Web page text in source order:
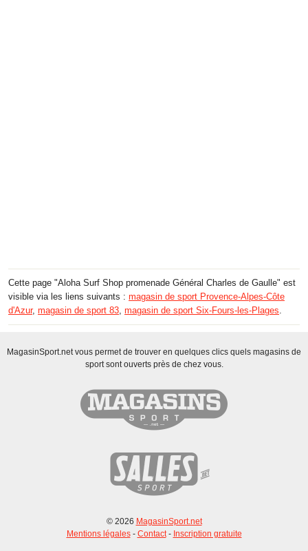
Cette page "Aloha Surf Shop promenade Général Charles de Gaulle" est
visible via les liens suivants : magasin de sport Provence-Alpes-Côte
d'Azur, magasin de sport 83 magasin de sport Six-Fours-les-Plages
MagasinSport.net vous permet de trouver en quelques clics quels magasins de
sport sont ouverts près de chez vous.
© 2026 MagasinSport.net
Mentions légales- Contact- Inscription gratuite